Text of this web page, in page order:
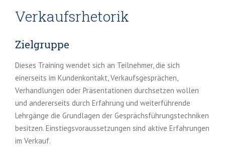
Verkaufsrhetorik
Zielgruppe
Dieses Training wendet sich an Teilnehmer, die sich
einerseits im Kundenkontakt, Verkaufsgesprächen,
Verhandlungen oder Präsentationen durchsetzen wollen
und andererseits durch Erfahrung und weiterführende
Lehrgänge die Grundlagen der Gesprächsführungstechniken
besitzen. Einstiegsvoraussetzungen sind aktive Erfahrungen
im Verkauf.